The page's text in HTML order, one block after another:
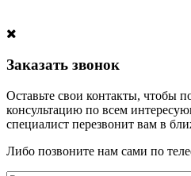
Заказать звонок
Оставьте свои контакты, чтобы
консультацию по всем
специалист перезвонит вам в
Либо позвоните нам сами по